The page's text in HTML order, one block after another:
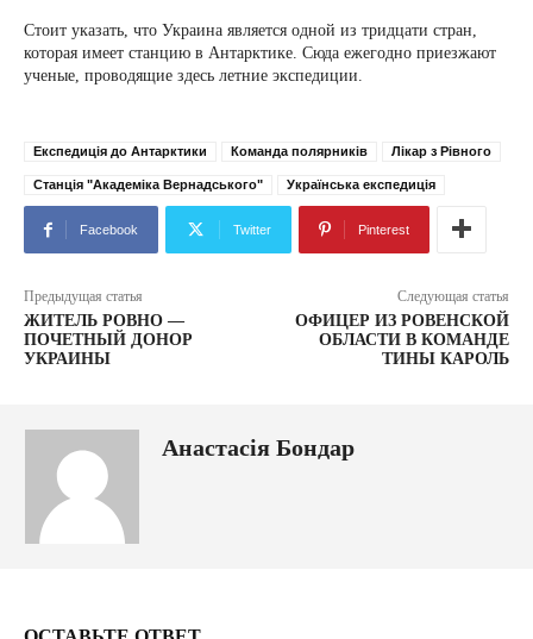
Стоит указать, что Украина является одной из тридцати стран,
которая имеет станцию в Антарктике. Сюда ежегодно приезжают
ученые, проводящие здесь летние экспедиции.
Експедиція до Антарктики Команда полярників Лікар з Рівного
Станція "Академіка Вернадського" Українська експедиція
Facebook Twitter Pinterest
Предыдущая статья
ЖИТЕЛЬ РОВНО —
ПОЧЕТНЫЙ ДОНОР
УКРАИНЫ
Следующая статья
ОФИЦЕР ИЗ РОВЕНСКОЙ
ОБЛАСТИ В КОМАНДЕ
ТИНЫ КАРОЛЬ
Анастасія Бондар